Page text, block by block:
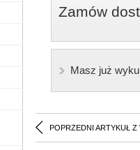
Zamów
Masz już
POPRZEDNI ARTYKUŁ Z